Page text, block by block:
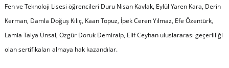
Fen ve Teknoloji Lisesi öğrencileri Duru Nisan Kavlak, Eylül Yaren Kara, Derin
Kerman, Damla Doğuş Kılıç, Kaan Topuz, İpek Ceren Yılmaz, Efe Özentürk,
Lamia Talya Ünsal, Özgür Doruk Demiralp, Elif Ceyhan uluslararası geçerliliği
olan sertifikaları almaya hak kazandılar.